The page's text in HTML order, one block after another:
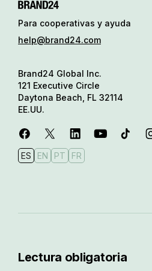
Para cooperativas y ayuda
help@brand24.com
Brand24 Global Inc.
121 Executive Circle
Daytona Beach, FL 32114
EE.UU.
ES EN PT FR
Lectura obligatoria